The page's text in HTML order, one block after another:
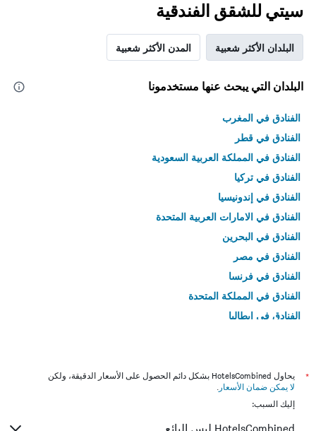
سيتي للشقق الفندقية
البلدان الأكثر شعبية المدن الأكثر شعبية
البلدان التي يبحث عنها مستخدمونا
الفنادق في المغرب
الفنادق في قطر
الفنادق في المملكة العربية السعودية
الفنادق في تركيا
الفنادق في إندونيسيا
الفنادق في الامارات العربية المتحدة
الفنادق في البحرين
الفنادق في مصر
الفنادق في فرنسا
الفنادق في المملكة المتحدة
الفنادق في إيطاليا
*
يحاول HotelsCombined بشكل دائم الحصول على الأسعار الدقيقة، ولكن
لا يمكن ضمان الأسعار .
إليك السبب:
HotelsCombined ليس البائع